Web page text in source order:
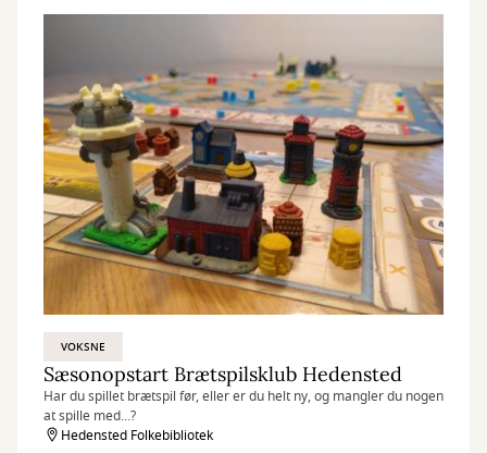
VOKSNE
Sæsonopstart Brætspilsklub Hedensted
Har du spillet brætspil før, eller er du helt ny, og mangler du nogen
at spille med...?
Hedensted Folkebibliotek